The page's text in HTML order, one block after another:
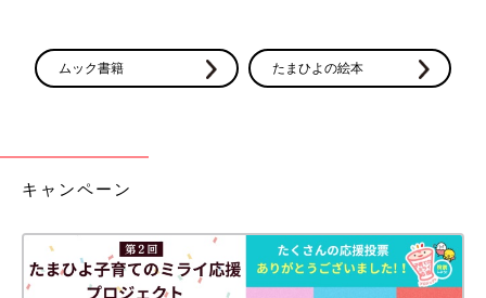
ムック書籍 たまひよの絵本
キャンペーン